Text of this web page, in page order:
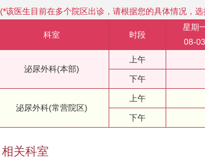
(*该医生目前在多个院区出诊，请根据您的具体情况，
科室 时段
星期
08-03
泌尿外科(本部)
上午
下午
泌尿外科(常营院区)
上午
下午
相关科室